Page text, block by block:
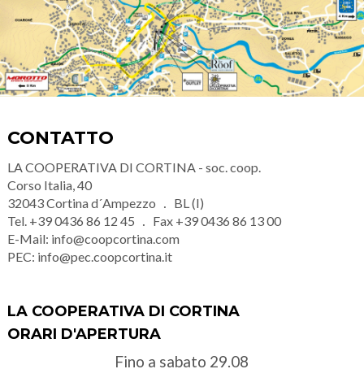
CONTATTO
LA COOPERATIVA DI CORTINA - soc. coop.
Corso Italia, 40
32043Cortina d´Ampezzo
BL (I)
Tel. +39 0436 86 12 45 Fax +39 0436 86 13 00
E-Mail: info@coopcortina.com
PEC: info@pec.coopcortina.it
LA COOPERATIVA DI CORTINA
ORARI D'APERTURA
Fino a sabato 29.08